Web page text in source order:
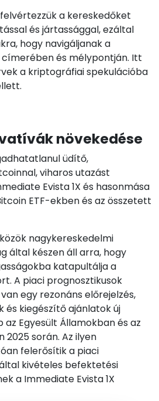
a kereskedőket
és jártassággal, ezáltal
hogy navigáljanak a
és mélypontján. Itt
a kriptográfiai spekulációba
növekedése
üdítő,
viharos utazást
Evista 1X és hasonmása
ETF-ekben és az összetett
nagykereskedelmi
által készen áll arra, hogy
katapultálja a
A piaci prognosztikusok
egy rezonáns előrejelzés,
és kiegészítő ajánlatok új
Egyesült Államokban és az
2025 során. Az ilyen
felerősítik a piaci
kivételes befektetési
a Immediate Evista 1X